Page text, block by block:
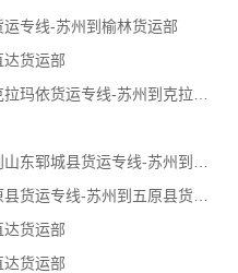
专线-苏州到榆林货运部
货运部
苏州到五原县物流公司-苏州到五原县货运专线-苏州到五原县货运部
货运部
货运部